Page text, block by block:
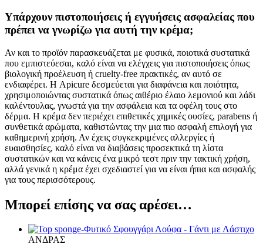
Υπάρχουν πιστοποιήσεις ή εγγυήσεις ασφαλείας που
πρέπει να γνωρίζω για αυτή την κρέμα;
Αν και το προϊόν παρασκευάζεται με φυσικά, ποιοτικά συστατικά
που εμπιστεύεσαι, καλό είναι να ελέγχεις για πιστοποιήσεις όπως
βιολογική προέλευση ή cruelty-free πρακτικές, αν αυτό σε
ενδιαφέρει. Η Apicure δεσμεύεται για διαφάνεια και ποιότητα,
χρησιμοποιώντας συστατικά όπως αιθέριο έλαιο λεμονιού και λάδι
καλέντουλας, γνωστά για την ασφάλεια και τα οφέλη τους στο
δέρμα. Η κρέμα δεν περιέχει επιθετικές χημικές ουσίες, parabens ή
συνθετικά αρώματα, καθιστώντας την μια πιο ασφαλή επιλογή για
καθημερινή χρήση. Αν έχεις συγκεκριμένες αλλεργίες ή
ευαισθησίες, καλό είναι να διαβάσεις προσεκτικά τη λίστα
συστατικών και να κάνεις ένα μικρό τεστ πριν την τακτική χρήση,
αλλά γενικά η κρέμα έχει σχεδιαστεί για να είναι ήπια και ασφαλής
για τους περισσότερους.
Μπορεί επίσης να σας αρέσει…
ΑΝΔΡΑΣ